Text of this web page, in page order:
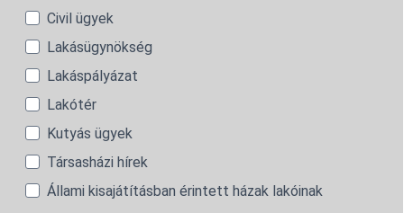
Civil ügyek
Lakásügynökség
Lakáspályázat
Lakótér
Kutyás ügyek
Társasházi hírek
Állami kisajátításban érintett házak lakóinak